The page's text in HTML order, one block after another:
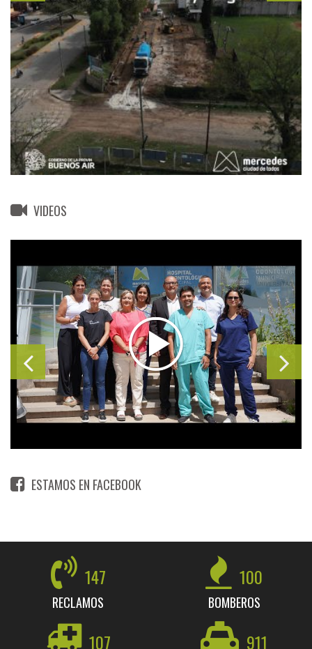
VIDEOS
ESTAMOS EN FACEBOOK
147
RECLAMOS
100
BOMBEROS
107 911